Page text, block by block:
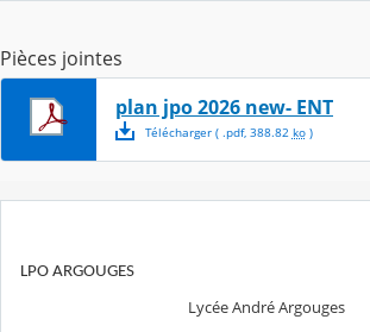
Pièces jointes
plan jpo 2026 new- ENT
Télécharger( .pdf, 388.82 ko)
LPO ARGOUGES
Lycée André Argouges